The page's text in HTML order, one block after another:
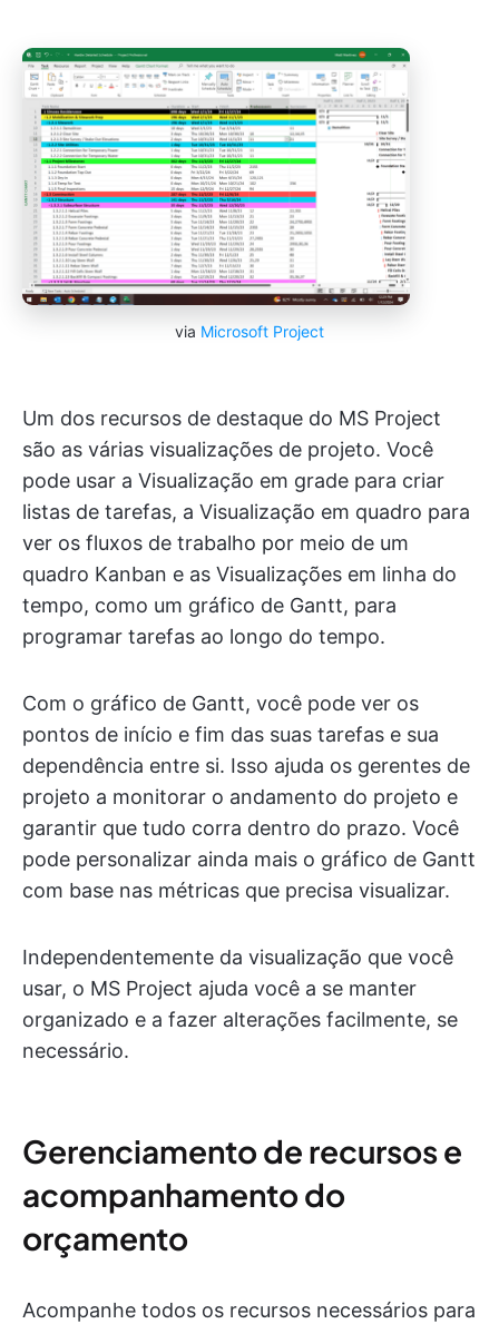
via Microsoft Project
Um dos recursos de destaque do MS Project
são as várias visualizações de projeto. Você
pode usar a Visualização em grade para criar
listas de tarefas, a Visualização em quadro para
ver os fluxos de trabalho por meio de um
quadro Kanban e as Visualizações em linha do
tempo, como um gráfico de Gantt, para
programar tarefas ao longo do tempo.
Com o gráfico de Gantt, você pode ver os
pontos de início e fim das suas tarefas e sua
dependência entre si. Isso ajuda os gerentes de
projeto a monitorar o andamento do projeto e
garantir que tudo corra dentro do prazo. Você
pode personalizar ainda mais o gráfico de Gantt
com base nas métricas que precisa visualizar.
Independentemente da visualização que você
usar, o MS Project ajuda você a se manter
organizado e a fazer alterações facilmente, se
necessário.
Gerenciamento de recursos e
acompanhamento do
orçamento
Acompanhe todos os recursos necessários para